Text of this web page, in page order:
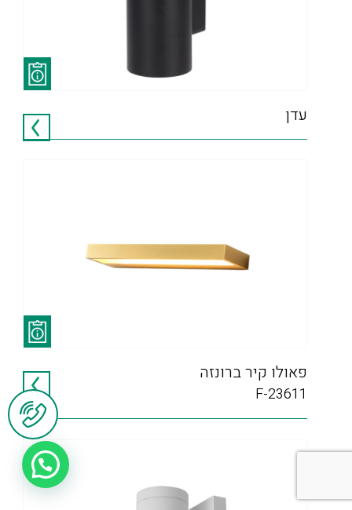
עדן
פאולו קיר ברונזה
F-23611